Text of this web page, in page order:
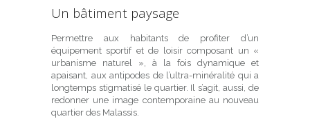
Un bâtiment paysage
Permettre aux habitants de profiter d’un
équipement sportif et de loisir composant un «
urbanisme naturel », à la fois dynamique et
apaisant, aux antipodes de l’ultra-minéralité qui a
longtemps stigmatisé le quartier. Il s’agit, aussi, de
redonner une image contemporaine au nouveau
quartier des Malassis.